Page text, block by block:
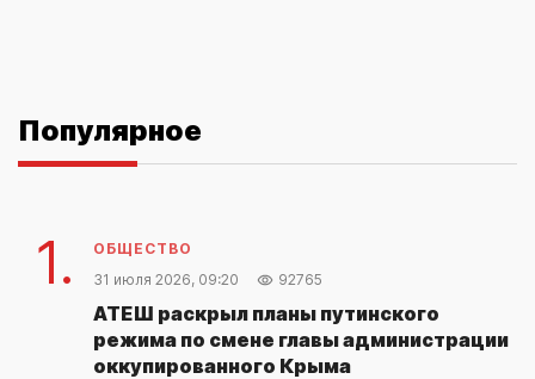
Популярное
1.
ОБЩЕСТВО
31 июля 2026, 09:20
92765
АТЕШ раскрыл планы путинского
режима по смене главы администрации
оккупированного Крыма